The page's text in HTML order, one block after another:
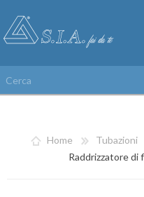
Home Tubazioni
Raddrizzatore di